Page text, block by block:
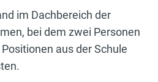
im Dachbereich der
bei dem zwei Personen
aus der Schule